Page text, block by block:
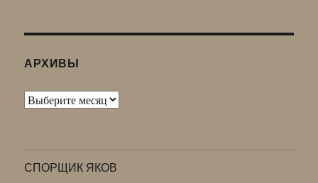
АРХИВЫ
Архивы
СПОРЩИК ЯКОВ